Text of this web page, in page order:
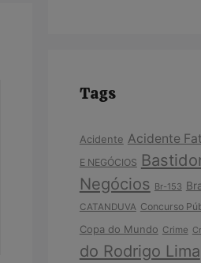
Tags
Acidente Acidente
E NEGÓCIOS
Negócios Br-153
CATANDUVA Concurso
Copa do Mundo Crime
do Rodrigo Lima